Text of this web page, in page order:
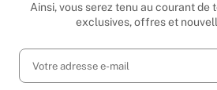
Ainsi, vous serez tenu au courant de
exclusives, offres et